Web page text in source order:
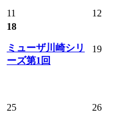
11 12
18
ミューザ川崎シリ
ーズ第1回
19
25 26